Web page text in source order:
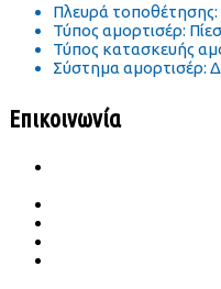
Πλευρά τοποθέτησης:
Τύπος αμορτισέρ:
Τύπος κατασκευής
Σύστημα αμορτισέρ:
Επικοινωνία